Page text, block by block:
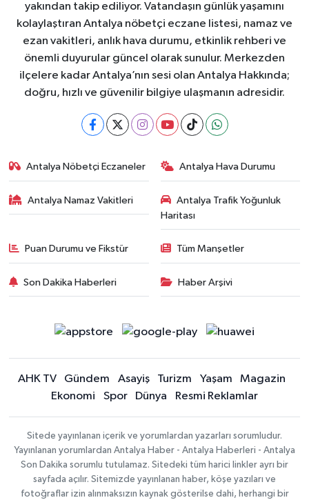
yakından takip ediliyor. Vatandaşın günlük yaşamını
kolaylaştıran Antalya nöbetçi eczane listesi, namaz ve
ezan vakitleri, anlık hava durumu, etkinlik rehberi ve
önemli duyurular güncel olarak sunulur. Merkezden
ilçelere kadar Antalya’nın sesi olan Antalya Hakkında;
doğru, hızlı ve güvenilir bilgiye ulaşmanın adresidir.
Antalya Nöbetçi Eczaneler Antalya Hava Durumu
Antalya Namaz Vakitleri
Antalya Trafik Yoğunluk
Haritası
Puan Durumu ve Fikstür Tüm Manşetler
Son Dakika Haberleri Haber Arşivi
AHK TV Gündem Asayiş Turizm Yaşam
Magazin
Ekonomi
Spor Dünya Resmi Reklamlar
Sitede yayınlanan içerik ve yorumlardan yazarları sorumludur.
Yayınlanan yorumlardan Antalya Haber - Antalya Haberleri - Antalya
Son Dakika sorumlu tutulamaz. Sitedeki tüm harici linkler ayrı bir
sayfada açılır. Sitemizde yayınlanan haber, köşe yazıları ve
fotoğraflar izin alınmaksızın kaynak gösterilse dahi, herhangi bir